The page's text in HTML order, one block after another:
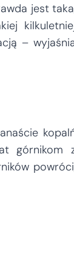
jest
–
górnikom